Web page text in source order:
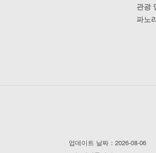
관광
파노
업데이트 날짜：2026-08-06